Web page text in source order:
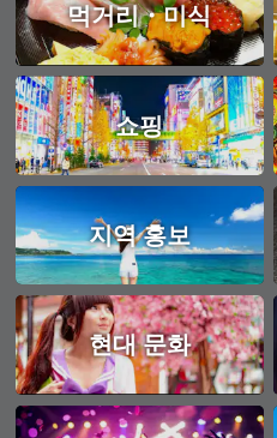
먹거리・미식
쇼핑
지역 홍보
현대 문화